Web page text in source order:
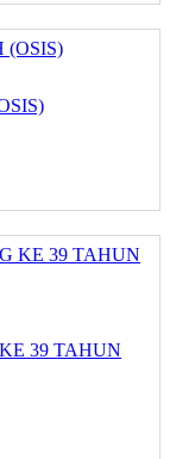
39 TAHUN